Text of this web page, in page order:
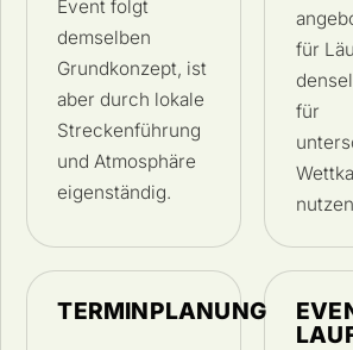
Event folgt
demselben
Grundkonzept, ist
aber durch lokale
Streckenführung
und Atmosphäre
eigenständig.
für
für
TERMINPLANUNG